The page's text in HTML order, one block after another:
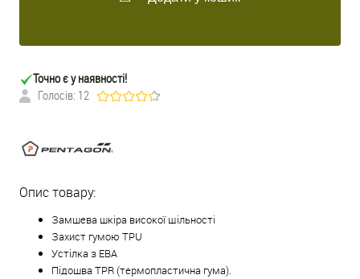
Точно є у наявності!
Голосів: 12
Опис товару:
Замшева шкіра високої щільності
Захист гумою TPU
Устілка з ЕВА
Підошва TPR (термопластична гума).